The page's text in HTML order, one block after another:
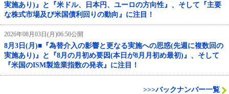
実施あり)』と『米ドル、日本円、ユーロの方向性』、そして『主要
な株式市場及び米国債利回りの動向』に注目！
2026年08月03日(月)06:50公開
8月3日(月)■『為替介入の影響と更なる実施への思惑(先週に複数回の
実施あり)』と『8月の月初め要因(本日が8月月初め最初)』、そして
『米国のISM製造業指数の発表』に注目！
>>>バックナンバー一覧